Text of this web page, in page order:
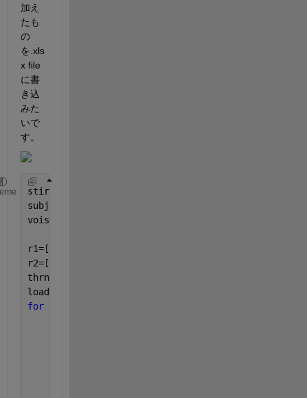
加え
たも
の
を.xls
x file
に書
き込
みた
いで
す。
stir =
subject={001 002};
vois={A
r1=[6 6 9 9];
r2=[6 9 6 9];
thrname={
load
for